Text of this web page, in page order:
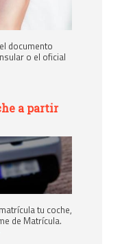
documento
o el oficial
a partir
tu coche,
de Matrícula.